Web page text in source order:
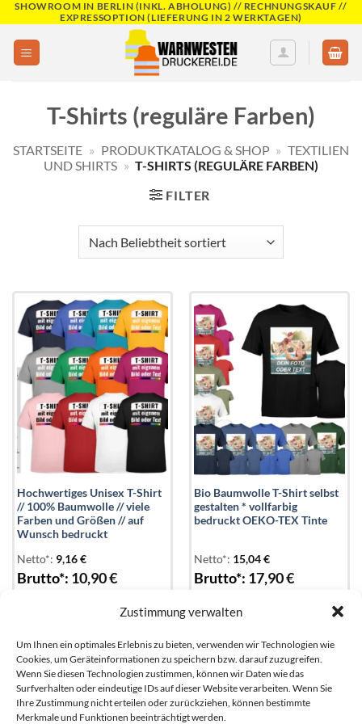
Zustimmung verwalten
Um Ihnen ein optimales Erlebnis zu bieten, verwenden wir Technologien wie
Cookies, um Geräteinformationen zu speichern bzw. darauf zuzugreifen.
Wenn Sie diesen Technologien zustimmen, können wir Daten wie das
Surfverhalten oder eindeutige IDs auf dieser Website verarbeiten. Wenn Sie
Ihre Zustimmung nicht erteilen oder zurückziehen, können bestimmte
Merkmale und Funktionen beeinträchtigt werden.
Skip
to
content
SHOWROOM IN BERLIN (INKL. ABHOLUNG) // RECHNUNGSKAUF //
EXPRESSOPTION (LIEFERUNG IN 2 WERKTAGEN)
T-Shirts (reguläre Farben)
STARTSEITE » PRODUKTKATALOG & SHOP » TEXTILIEN
UND SHIRTS » T-SHIRTS (REGULÄRE FARBEN)
FILTER
Add to
wishlist
Hochwertiges Unisex T-Shirt
// 100% Baumwolle // viele
Farben und Größen // auf
Wunsch bedruckt
Netto*: 9,16€
Brutto*: 10,90€
wishlist
Bio Baumwolle T-Shirt selbst
gestalten * vollfarbig
bedruckt OEKO-TEX Tinte
Netto*: 15,04€
Brutto*: 17,90€
ÜBER UNS